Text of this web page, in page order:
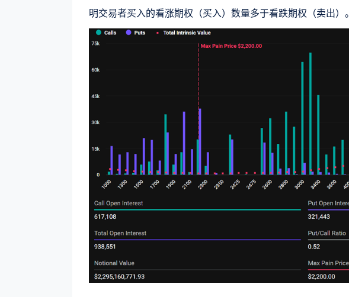
明交易者买入的看涨期权（买入）数量多于看跌期权（卖出）。